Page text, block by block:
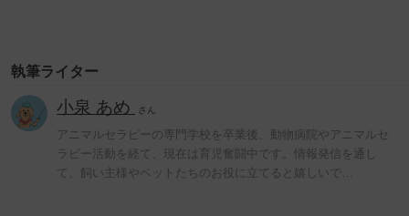
執筆ライター
小泉 あめ さん
アニマルセラピーの専門学校を卒業後、動物病院やアニマルセ
ラピー活動を経て、現在は育児奮闘中です。情報発信を通し
て、飼い主様やペットたちのお役に立てると嬉しいで…